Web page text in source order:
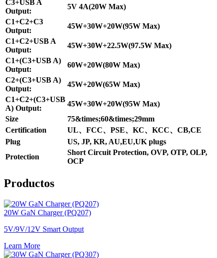
C3+USB A
Output:
5V 4A(20W Max)
C1+C2+C3
Output:
45W+30W+20W(95W Max)
C1+C2+USB A
Output:
45W+30W+22.5W(97.5W Max)
C1+(C3+USB A)
Output:
60W+20W(80W Max)
C2+(C3+USB A)
Output:
45W+20W(65W Max)
C1+C2+(C3+USB
A) Output:
45W+30W+20W(95W Max)
Size
75&times;60&times;29mm
Certification
UL、FCC、PSE、KC、KCC、CB,CE
Plug
US, JP, KR, AU,EU,UK plugs
Protection
Short Circuit Protection, OVP, OTP, OLP,
OCP
Productos
20W GaN Charger (PQ207)
5V/9V/12V Smart Output
Learn More